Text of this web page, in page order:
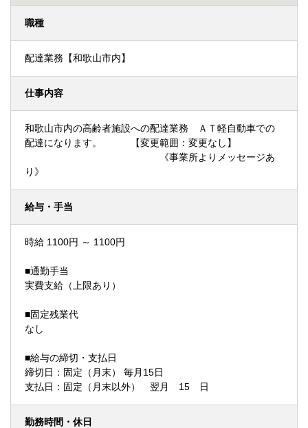
職種
配達業務【和歌山市内】
仕事内容
和歌山市内の高齢者施設への配達業務 ＡＴ軽自動車での
配達になります。 【変更範囲：変更なし】
《事業所よりメッセージあ
り》
給与・手当
時給 1100円 ～ 1100円
■通勤手当
実費支給（上限あり）
■固定残業代
なし
■給与の締切・支払日
締切日：固定（月末） 毎月15日
支払日：固定（月末以外） 翌月 15 日
勤務時間・休日